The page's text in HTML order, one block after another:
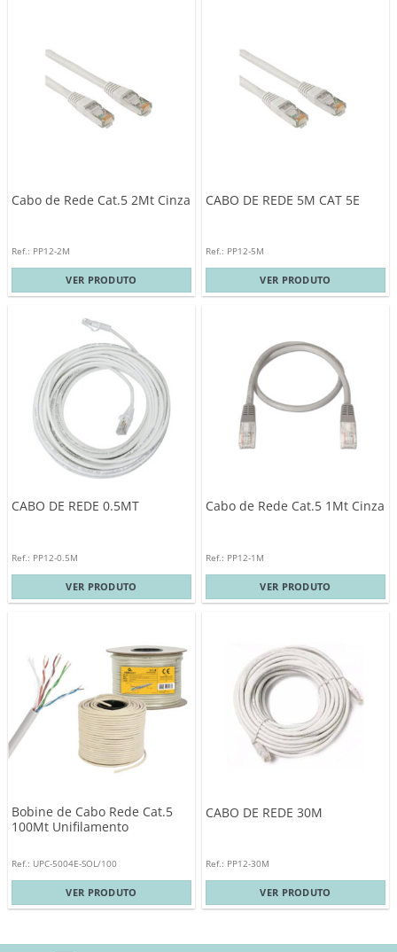
Cabo de Rede Cat.5 2Mt Cinza
Ref.: PP12-2M
VER PRODUTO
CABO DE REDE 5M CAT 5E
Ref.: PP12-5M
VER PRODUTO
CABO DE REDE 0.5MT
Ref.: PP12-0.5M
VER PRODUTO
Cabo de Rede Cat.5 1Mt Cinza
Ref.: PP12-1M
VER PRODUTO
Bobine de Cabo Rede Cat.5
100Mt Unifilamento
Ref.: UPC-5004E-SOL/100
VER PRODUTO
CABO DE REDE 30M
Ref.: PP12-30M
VER PRODUTO